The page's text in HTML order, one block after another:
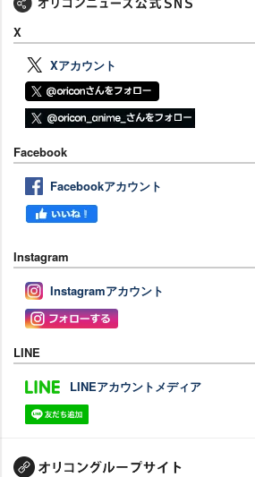
X
Xアカウント
Facebook
Facebookアカウント
Instagram
Instagramアカウント
LINE
LINEアカウントメディア